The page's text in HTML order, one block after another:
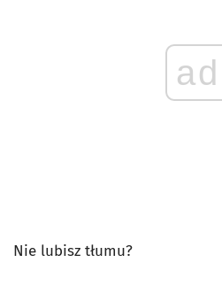
ad
Nie lubisz tłumu?